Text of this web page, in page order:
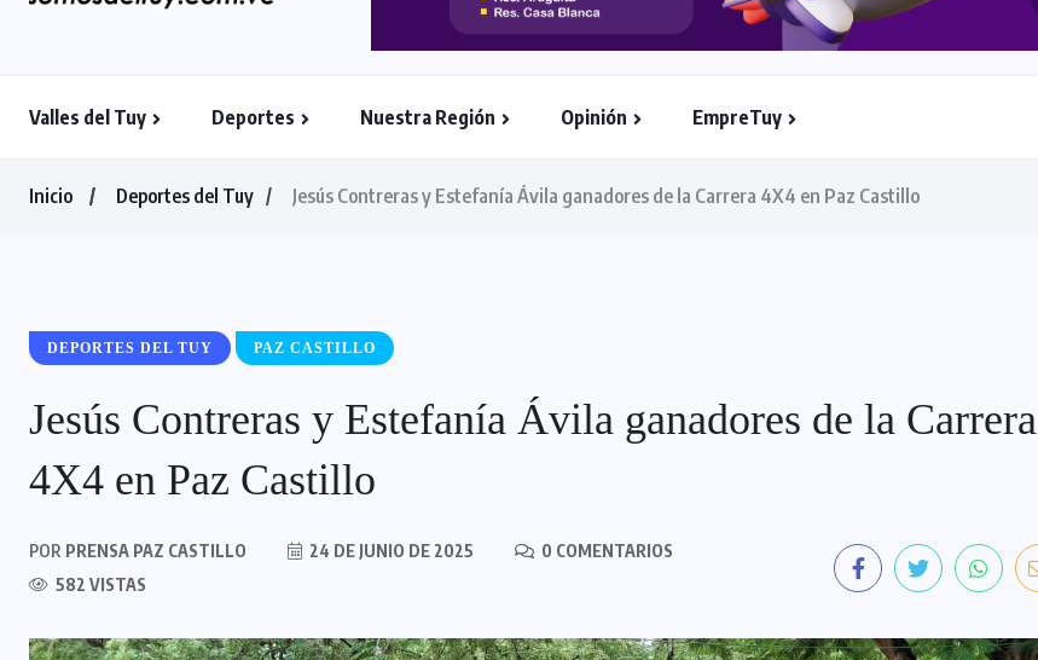
Valles del Tuy Deportes Nuestra Región Opinión EmpreTuy
Inicio Deportes del Tuy Jesús Contreras y Estefanía Ávila ganadores de la Carrera 4X4 en Paz Castillo
DEPORTES DEL TUY PAZ CASTILLO
Jesús Contreras y Estefanía Ávila ganadores de la Carrera
4X4 en Paz Castillo
POR PRENSA PAZ CASTILLO 24 DE JUNIO DE 2025
0 COMENTARIOS
582 VISTAS